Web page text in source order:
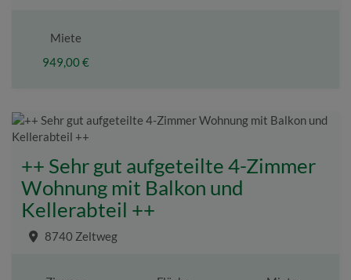
Miete
949,00 €
++ Sehr gut aufgeteilte 4-Zimmer
Wohnung mit Balkon und
Kellerabteil ++
8740 Zeltweg